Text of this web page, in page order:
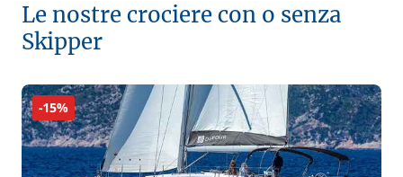
Le nostre crociere con o senza
Skipper
-15%